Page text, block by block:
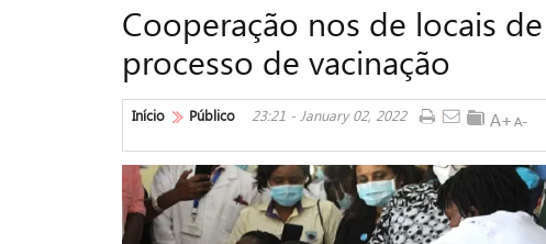
Cooperação nos de locais
processo de vacinação
Início Público 23:21 - January 02, 2022